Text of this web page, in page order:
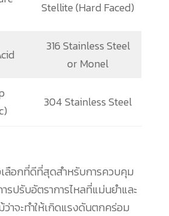
Stellite (Hard Faced)
316 Stainless Steel
or Monel
304 Stainless Steel
ลือกที่ดีที่สุดสำหรับการควบคุม
ารปรับอัตราการไหลที่แม่นยำและ
าจะทำให้เกิดแรงดันตกคร่อม